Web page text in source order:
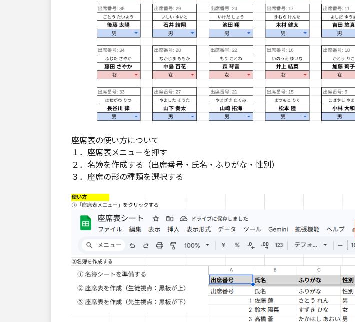
座席表の使い方について
１．座席表メニューを押す
２．名簿を作成する（出席番号・氏名・ふりがな・性別）
３．座席の形の種類を選択する